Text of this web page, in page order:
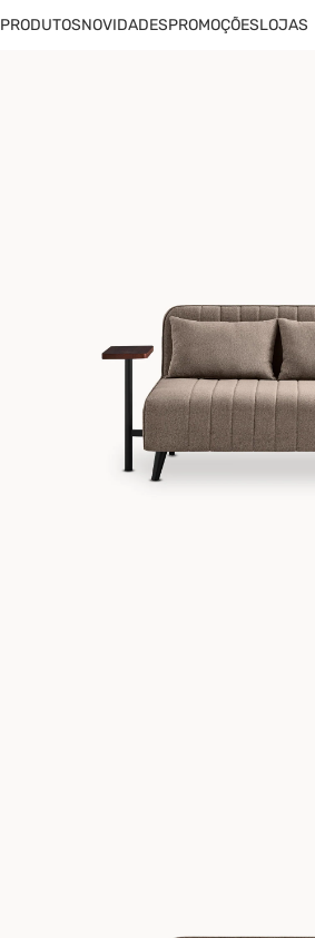
PRODUTOSNOVIDADESPROMOÇÕESLOJAS